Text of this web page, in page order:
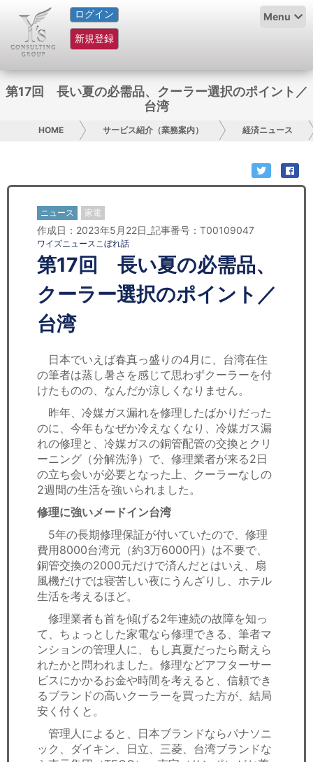
ログイン
新規登録
Menu
HOME
サービス紹介
お問い合わせ
日本人にPR
コンサルティング
リサーチ
セミナー
労務顧問
飲食店情報
第17回 長い夏の必需品、クーラー選択のポイント／
台湾
HOME サービス紹介（業務案内） 経済ニュース
ニュース 家電
作成日：2023年5月22日_記事番号：T00109047
ワイズニュースこぼれ話
第17回 長い夏の必需品、
クーラー選択のポイント／
台湾
日本でいえば春真っ盛りの4月に、台湾在住
の筆者は蒸し暑さを感じて思わずクーラーを付
けたものの、なんだか涼しくなりません。
昨年、冷媒ガス漏れを修理したばかりだった
のに、今年もなぜか冷えなくなり、冷媒ガス漏
れの修理と、冷媒ガスの銅管配管の交換とクリ
ーニング（分解洗浄）で、修理業者が来る2日
の立ち会いが必要となった上、クーラーなしの
2週間の生活を強いられました。
修理に強いメードイン台湾
5年の長期修理保証が付いていたので、修理
費用8000台湾元（約3万6000円）は不要で、
銅管交換の2000元だけで済んだとはいえ、扇
風機だけでは寝苦しい夜にうんざりし、ホテル
生活を考えるほど。
修理業者も首を傾げる2年連続の故障を知っ
て、ちょっとした家電なら修理できる、筆者マ
ンションの管理人に、もし真夏だったら耐えら
れたかと問われました。修理などアフターサー
ビスにかかるお金や時間を考えると、信頼でき
るブランドの高いクーラーを買った方が、結局
安く付くと。
管理人によると、日本ブランドならパナソニ
ック、ダイキン、日立、三菱、台湾ブランドな